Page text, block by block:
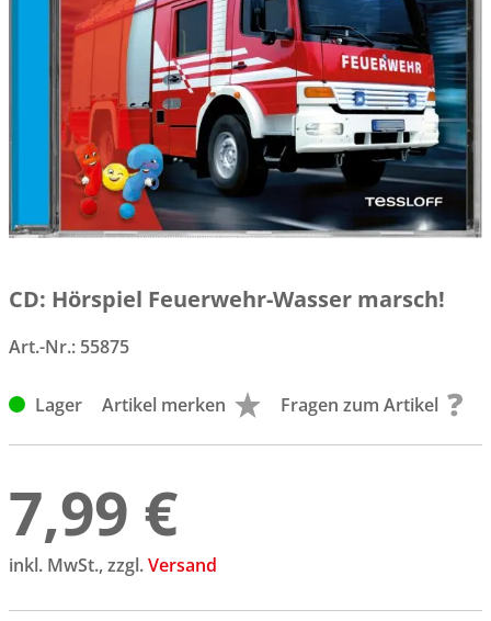
CD: Hörspiel Feuerwehr-Wasser marsch!
Art.-Nr.: 55875
Lager Artikel merken Fragen zum Artikel
7,99 €
inkl. MwSt., zzgl.Versand